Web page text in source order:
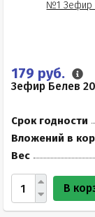
179 руб.
Зефир Белев
Срок годности
Вложений в
Вес
В